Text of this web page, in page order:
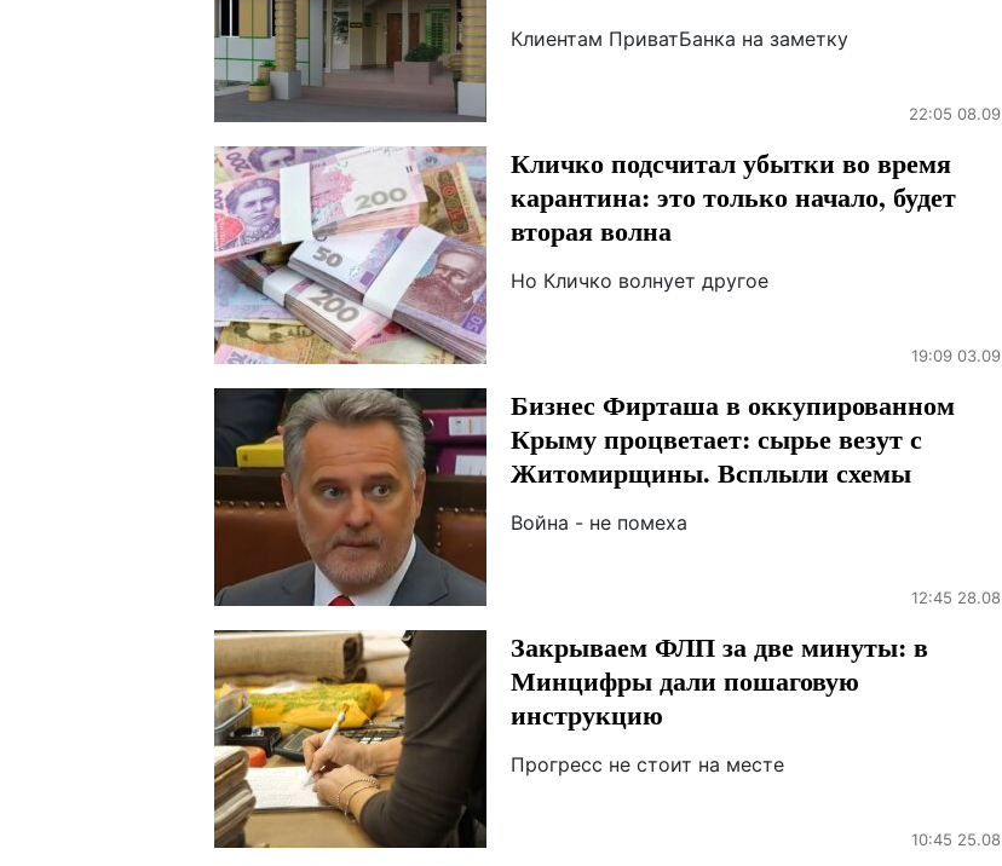
Клиентам ПриватБанка на заметку
22:05 08.09
Кличко подсчитал убытки во время
карантина: это только начало, будет
вторая волна
Но Кличко волнует другое
19:09 03.09
Бизнес Фирташа в оккупированном
Крыму процветает: сырье везут с
Житомирщины. Всплыли схемы
Война - не помеха
12:45 28.08
Закрываем ФЛП за две минуты: в
Минцифры дали пошаговую
инструкцию
Прогресс не стоит на месте
10:45 25.08